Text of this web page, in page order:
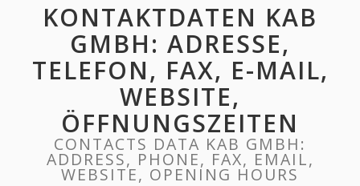
KONTAKTDATEN KAB
GMBH: ADRESSE,
TELEFON, FAX, E-MAIL,
WEBSITE,
ÖFFNUNGSZEITEN
CONTACTS DATA KAB GMBH:
ADDRESS, PHONE, FAX, EMAIL,
WEBSITE, OPENING HOURS